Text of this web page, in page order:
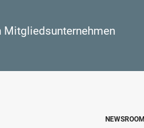
Mitgliedsunternehmen
NEWSROOM